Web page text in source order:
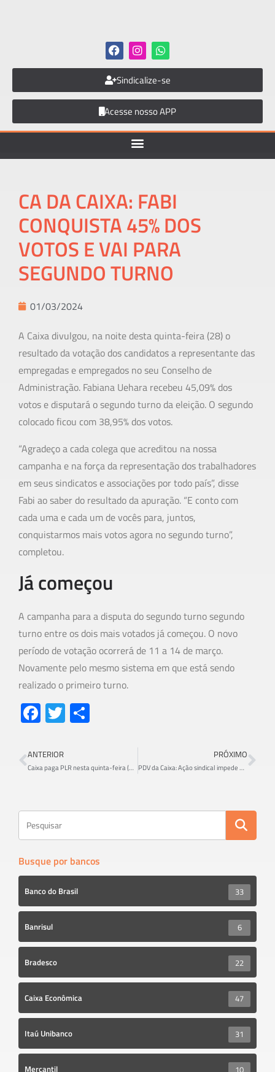
Sindicalize-se
Acesse nosso APP
CA DA CAIXA: FABI
CONQUISTA 45% DOS
VOTOS E VAI PARA
SEGUNDO TURNO
01/03/2024
A Caixa divulgou, na noite desta quinta-feira (28) o
resultado da votação dos candidatos a representante das
empregadas e empregados no seu Conselho de
Administração. Fabiana Uehara recebeu 45,09% dos
votos e disputará o segundo turno da eleição. O segundo
colocado ficou com 38,95% dos votos.
“Agradeço a cada colega que acreditou na nossa
campanha e na força da representação dos trabalhadores
em seus sindicatos e associações por todo país”, disse
Fabi ao saber do resultado da apuração. “E conto com
cada uma e cada um de vocês para, juntos,
conquistarmos mais votos agora no segundo turno”,
completou.
Já começou
A campanha para a disputa do segundo turno segundo
turno entre os dois mais votados já começou. O novo
período de votação ocorrerá de 11 a 14 de março.
Novamente pelo mesmo sistema em que está sendo
realizado o primeiro turno.
Fa
ce
b
o
T
wi
er e
ANTERIOR
Caixa paga PLR nesta quinta-feira (29)
PRÓXIMO
PDV da Caixa: Ação sindical impede perdas aos empregados
Busque por bancos
Banco do Brasil 33
Banrisul 6
Bradesco 22
Caixa Econômica 47
Itaú Unibanco 31
Mercantil